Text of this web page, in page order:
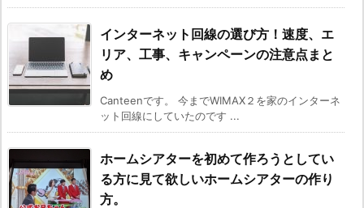
インターネット回線の選び方！速度、エ
リア、工事、キャンペーンの注意点まと
め
Canteenです。 今までWIMAX２を家のインターネ
ット回線にしていたのです ...
ホームシアターを初めて作ろうとしてい
る方に見て欲しいホームシアターの作り
方。